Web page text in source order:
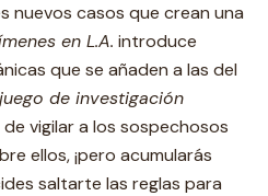
nuevos casos que crean una
en L.A. introduce
que se añaden a las del
de investigación
vigilar a los sospechosos
ellos, ¡pero acumularás
saltarte las reglas para